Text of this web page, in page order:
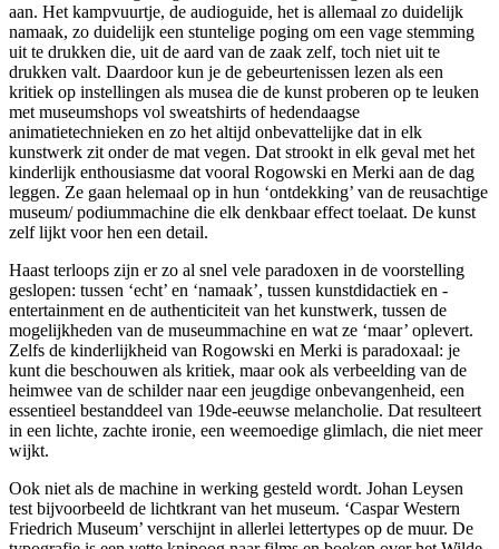
aan. Het kampvuurtje, de audioguide, het is allemaal zo duidelijk
namaak, zo duidelijk een stuntelige poging om een vage stemming
uit te drukken die, uit de aard van de zaak zelf, toch niet uit te
drukken valt. Daardoor kun je de gebeurtenissen lezen als een
kritiek op instellingen als musea die de kunst proberen op te leuken
met museumshops vol sweatshirts of hedendaagse
animatietechnieken en zo het altijd onbevattelijke dat in elk
kunstwerk zit onder de mat vegen. Dat strookt in elk geval met het
kinderlijk enthousiasme dat vooral Rogowski en Merki aan de dag
leggen. Ze gaan helemaal op in hun ‘ontdekking’ van de reusachtige
museum/ podiummachine die elk denkbaar effect toelaat. De kunst
zelf lijkt voor hen een detail.
Haast terloops zijn er zo al snel vele paradoxen in de voorstelling
geslopen: tussen ‘echt’ en ‘namaak’, tussen kunstdidactiek en -
entertainment en de authenticiteit van het kunstwerk, tussen de
mogelijkheden van de museummachine en wat ze ‘maar’ oplevert.
Zelfs de kinderlijkheid van Rogowski en Merki is paradoxaal: je
kunt die beschouwen als kritiek, maar ook als verbeelding van de
heimwee van de schilder naar een jeugdige onbevangenheid, een
essentieel bestanddeel van 19de-eeuwse melancholie. Dat resulteert
in een lichte, zachte ironie, een weemoedige glimlach, die niet meer
wijkt.
Ook niet als de machine in werking gesteld wordt. Johan Leysen
test bijvoorbeeld de lichtkrant van het museum. ‘Caspar Western
Friedrich Museum’ verschijnt in allerlei lettertypes op de muur. De